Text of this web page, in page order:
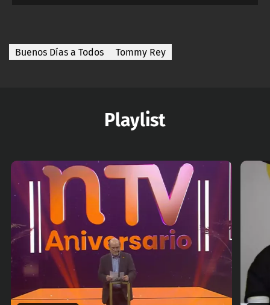
Buenos Días a Todos Tommy Rey
Playlist